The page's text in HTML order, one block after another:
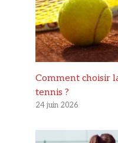
Comment choisir
tennis ?
24 juin 2026